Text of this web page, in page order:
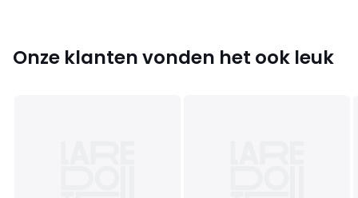
Onze klanten vonden het ook leuk